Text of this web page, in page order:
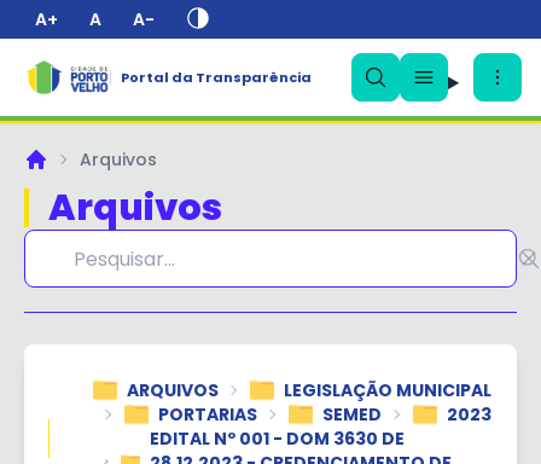
A+ A A-
Portal da Transparência
PrincipalArquivos
Arquivos
ARQUIVOS
LEGISLAÇÃO MUNICIPAL
PORTARIAS
SEMED
2023
EDITAL Nº 001 - DOM 3630 DE
✕